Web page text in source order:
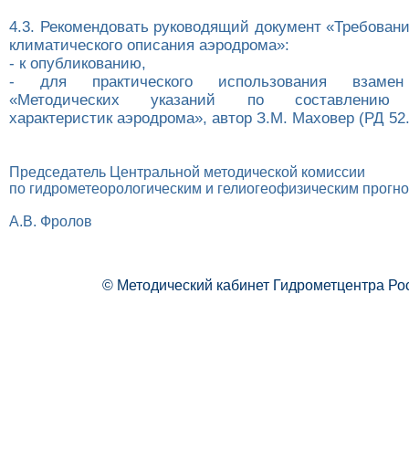
4.3. Рекомендовать руководящий документ
климатического описания аэродрома»:
- к опубликованию,
- для практического использования
«Методических указаний по составлению
характеристик аэродрома», автор З.М. Маховер (РД
Председатель Центральной методической комиссии
по гидрометеорологическим и гелиогеофизическим
А.В. Фролов
© Методический кабинет Гидрометцентра